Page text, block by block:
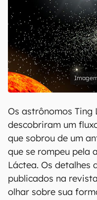
Os astrônomos Ting
descobriram um
que sobrou de um
que se rompeu pela
Láctea. Os detalhes
publicados na revista
olhar sobre sua